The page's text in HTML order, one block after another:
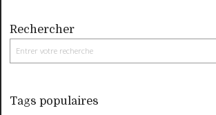
Rechercher
Tags populaires